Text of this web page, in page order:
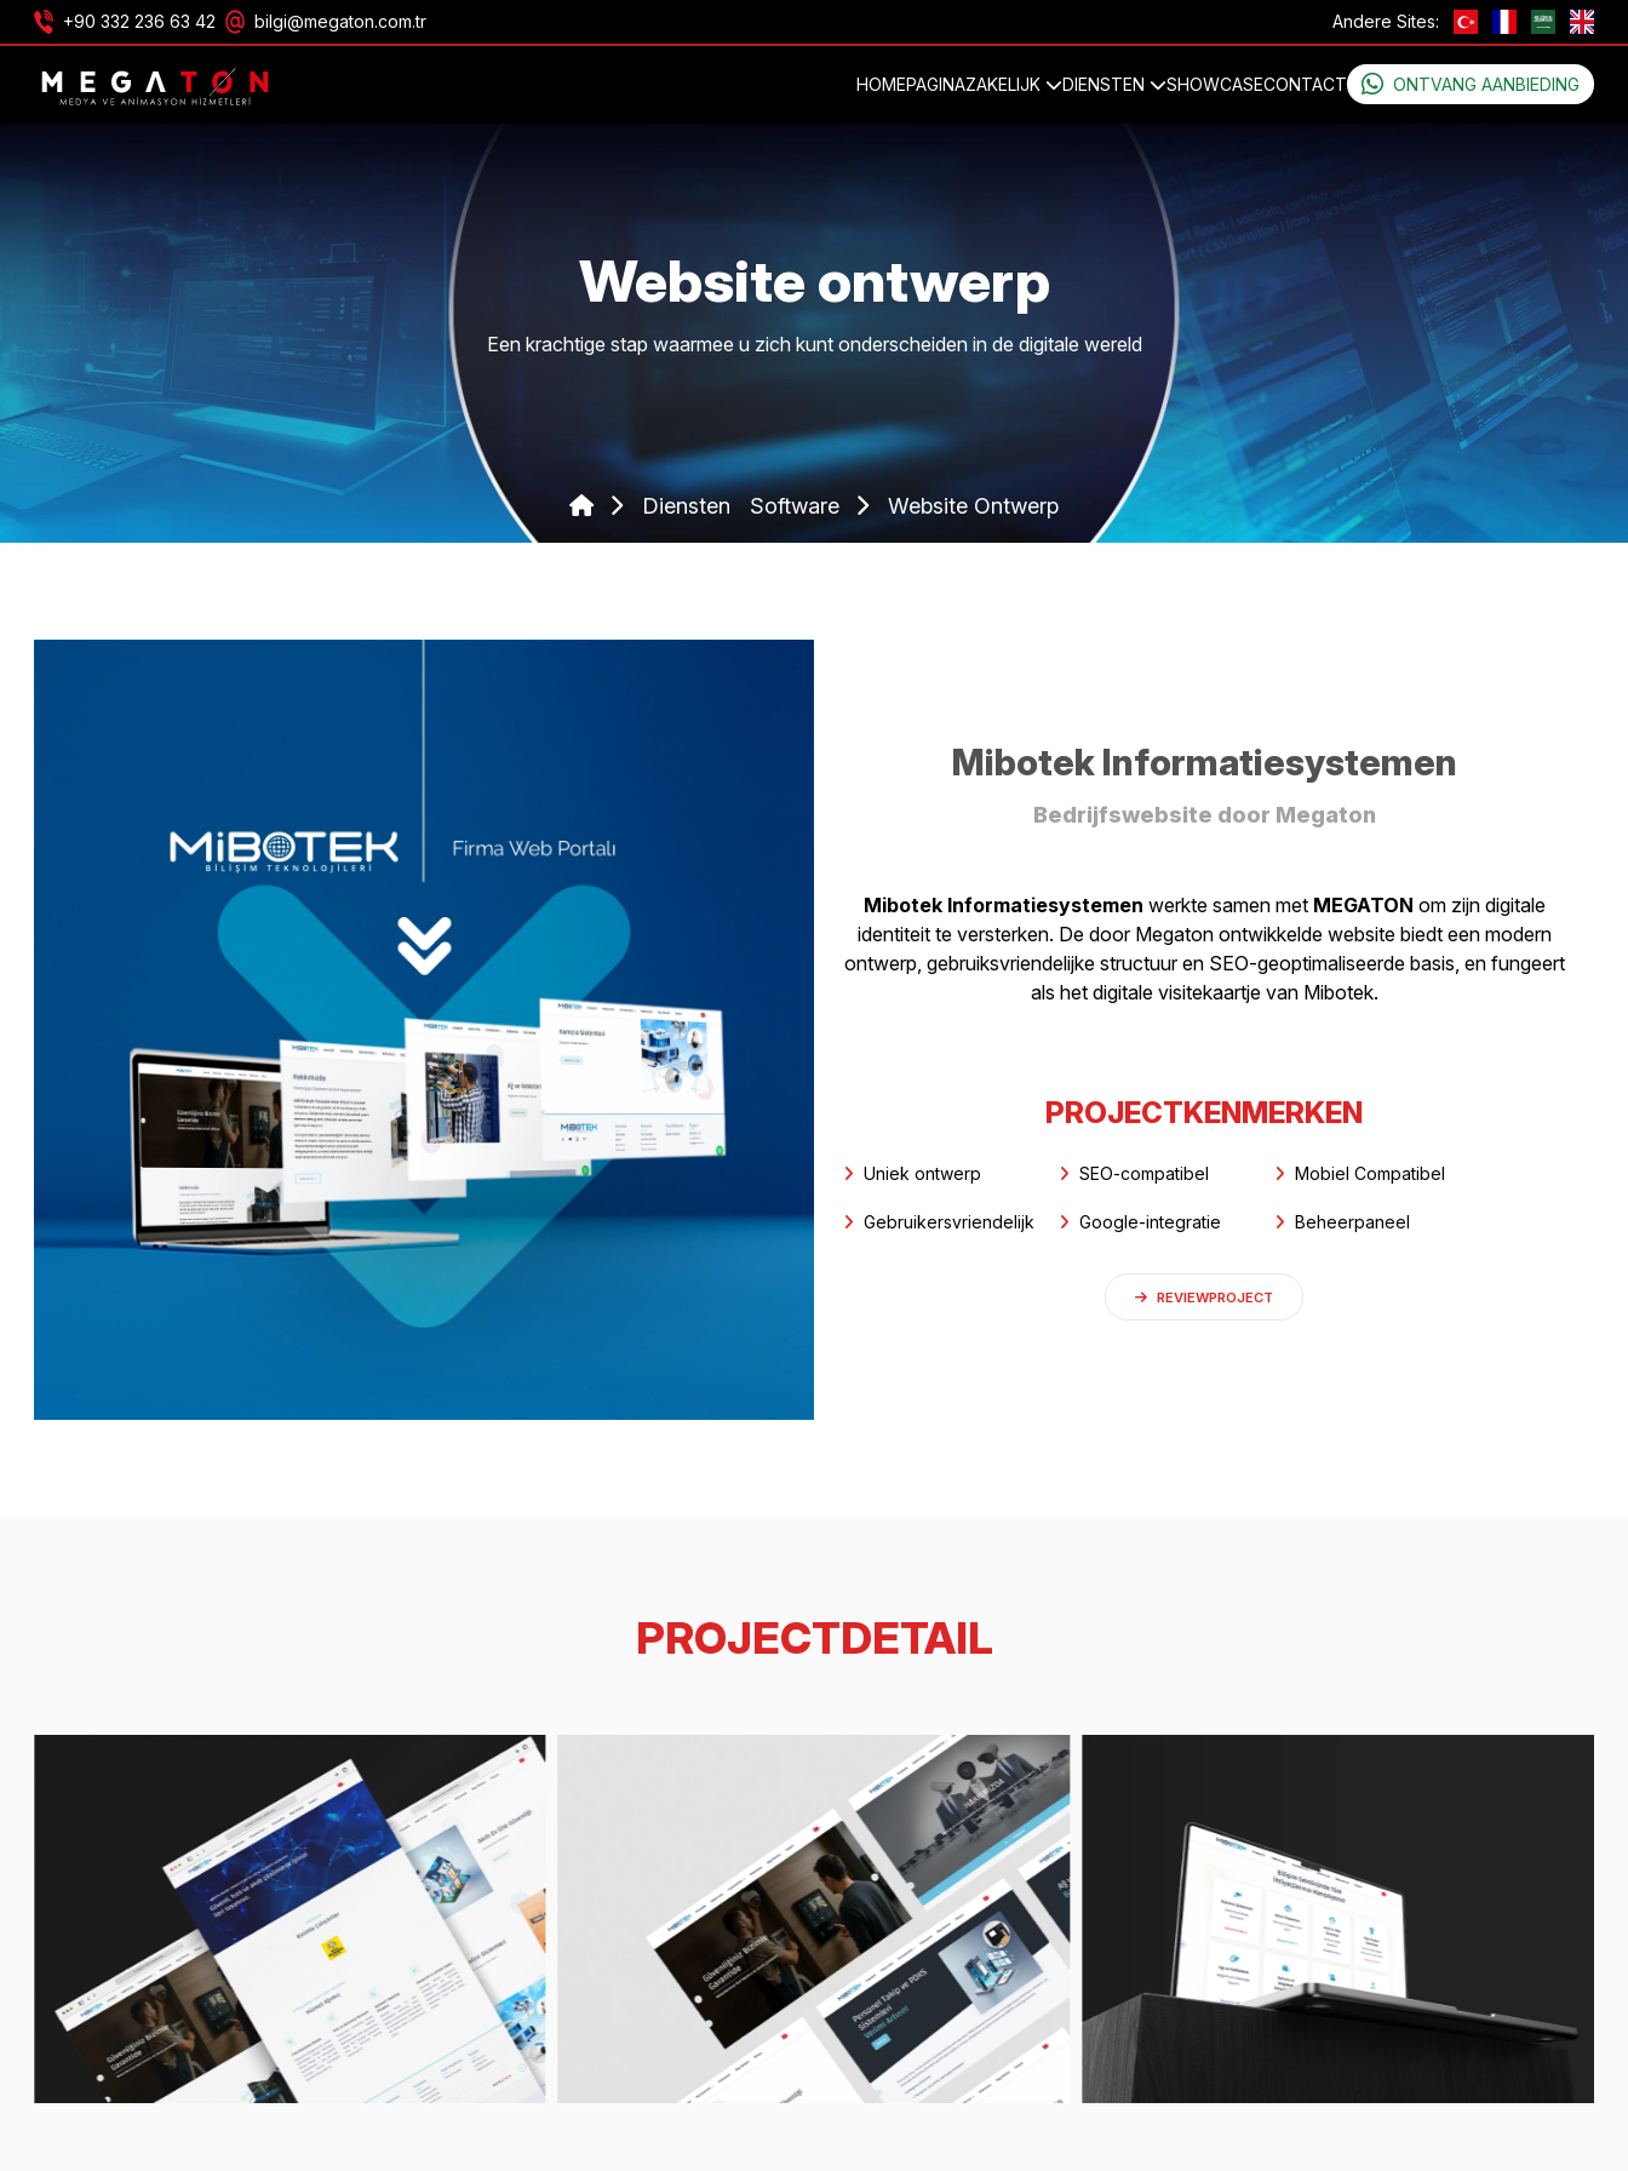
+90 332 236 63 42 bilgi@megaton.com.tr Andere Sites:
HOMEPAGINAZAKELIJK DIENSTEN SHOWCASECONTACT ONTVANG AANBIEDING
Website ontwerp
Een krachtige stap waarmee u zich kunt onderscheiden in de digitale wereld
Diensten Software Website Ontwerp
Mibotek Informatiesystemen
Bedrijfswebsite door Megaton
Mibotek Informatiesystemen werkte samen met MEGATON om zijn digitale
identiteit te versterken. De door Megaton ontwikkelde website biedt een modern
ontwerp, gebruiksvriendelijke structuur en SEO-geoptimaliseerde basis, en fungeert
als het digitale visitekaartje van Mibotek.
PROJECTKENMERKEN
Uniek ontwerp SEO-compatibel Mobiel Compatibel
Gebruikersvriendelijk Google-integratie Beheerpaneel
REVIEWPROJECT
PROJECTDETAIL